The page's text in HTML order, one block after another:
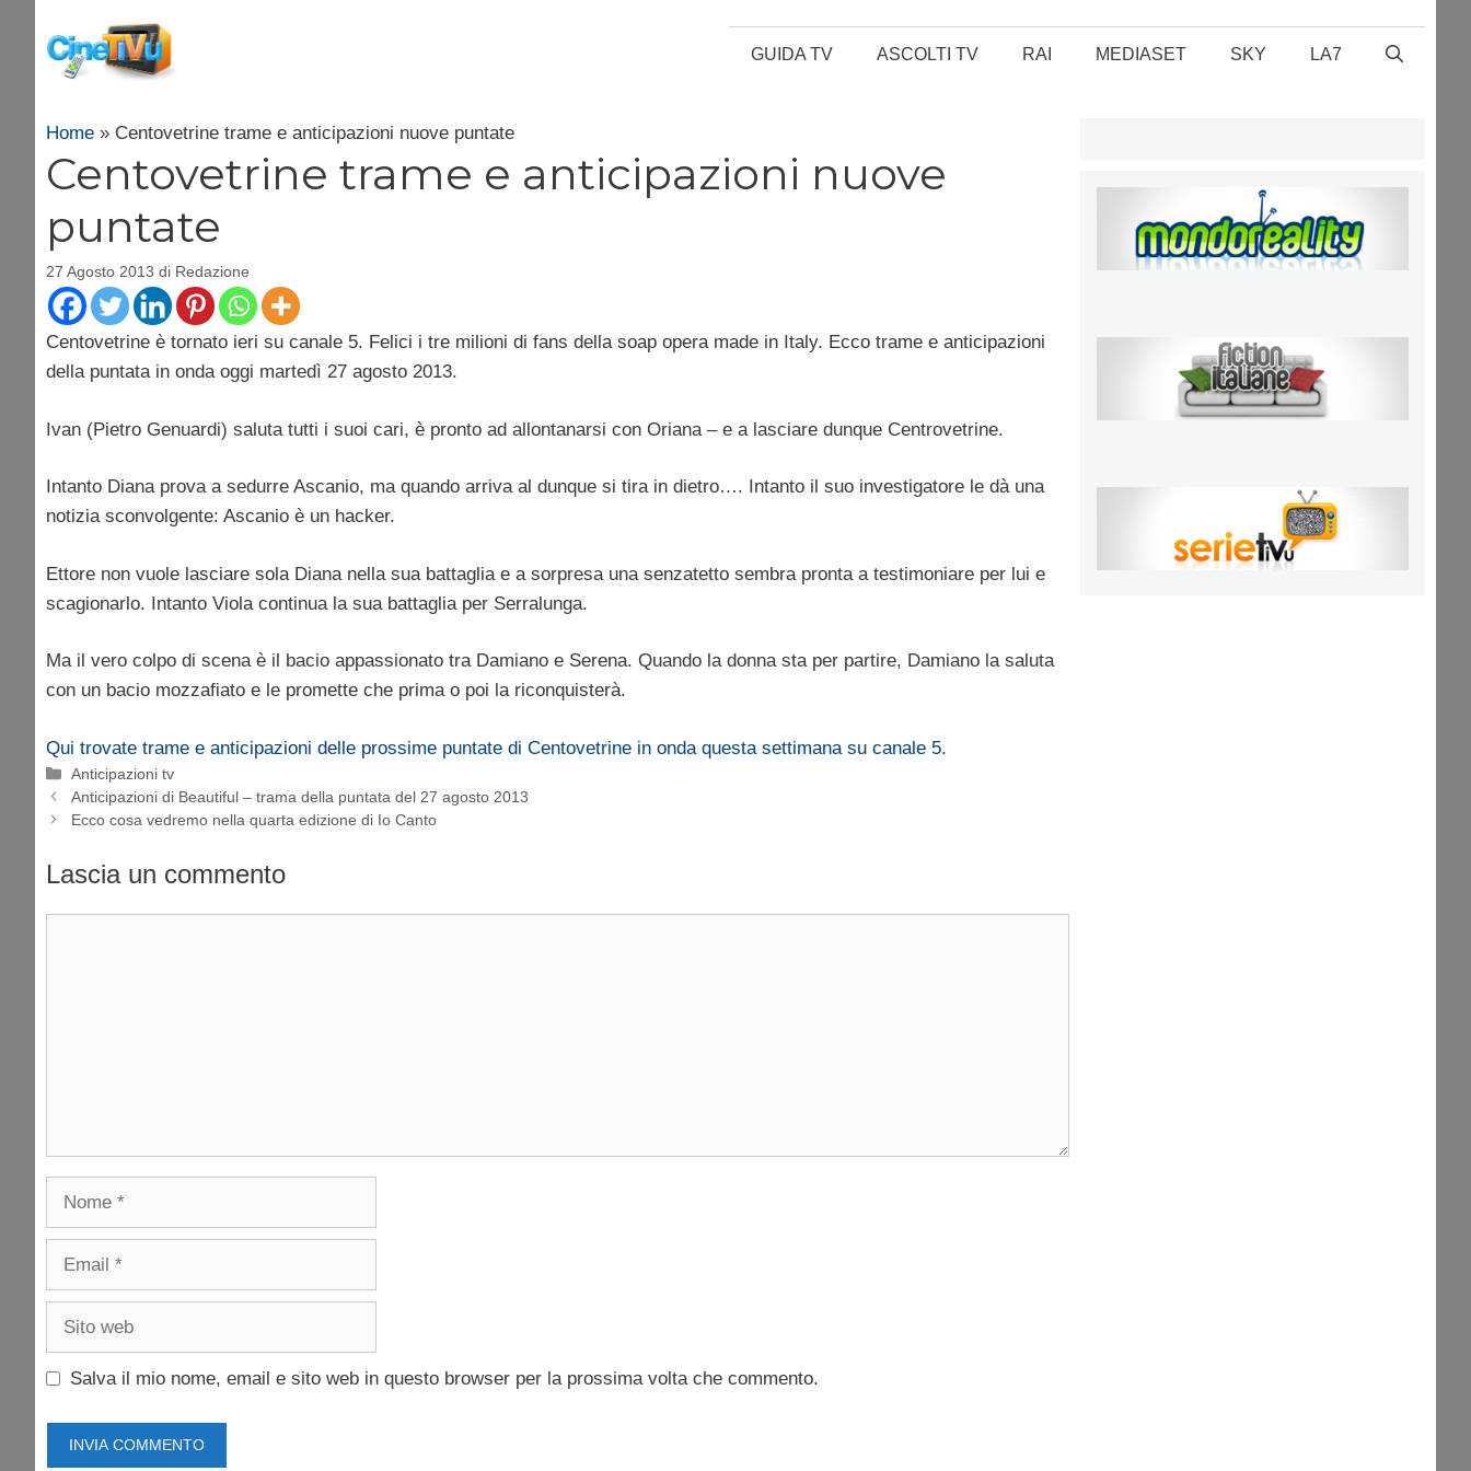
contenuto
GUIDA TV ASCOLTI TV RAI MEDIASET SKY LA7
Home » Centovetrine trame e anticipazioni nuove puntate
Centovetrine trame e anticipazioni nuove
puntate
27 Agosto 2013 di Redazione
Centovetrine è tornato ieri su canale 5. Felici i tre milioni di fans della soap opera made in Italy. Ecco trame e anticipazioni
della puntata in onda oggi martedì 27 agosto 2013.
Ivan (Pietro Genuardi) saluta tutti i suoi cari, è pronto ad allontanarsi con Oriana – e a lasciare dunque Centrovetrine.
Intanto Diana prova a sedurre Ascanio, ma quando arriva al dunque si tira in dietro…. Intanto il suo investigatore le dà una
notizia sconvolgente: Ascanio è un hacker.
Ettore non vuole lasciare sola Diana nella sua battaglia e a sorpresa una senzatetto sembra pronta a testimoniare per lui e
scagionarlo. Intanto Viola continua la sua battaglia per Serralunga.
Ma il vero colpo di scena è il bacio appassionato tra Damiano e Serena. Quando la donna sta per partire, Damiano la saluta
con un bacio mozzafiato e le promette che prima o poi la riconquisterà.
Qui trovate trame e anticipazioni delle prossime puntate di Centovetrine in onda questa settimana su canale 5.
Categorie
Anticipazioni tv
Anticipazioni di Beautiful – trama della puntata del 27 agosto 2013
Ecco cosa vedremo nella quarta edizione di Io Canto
Lascia un commento
Nome
Email
Sito
Salva il mio nome, email e sito web in questo browser per la prossima volta che commento.